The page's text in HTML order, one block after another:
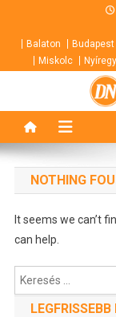
contentBalaton Budapest
Miskolc
NOTHING
It seems we can’t
can help.
Keresés:
LEGFRISSEBB